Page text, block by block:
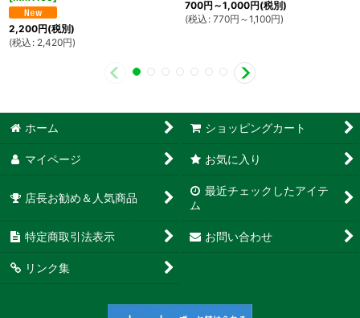
2,200円(税別)
(税込 : 2,420円)
700円 ～1,000円(税別)
(税込 : 770円 ～1,100円)
ホーム ショッピングカート
マイページ お気に入り
店長お勧め＆人気商品
最近チェックしたアイテ
ム
特定商取引法表示 お問い合わせ
リンク集